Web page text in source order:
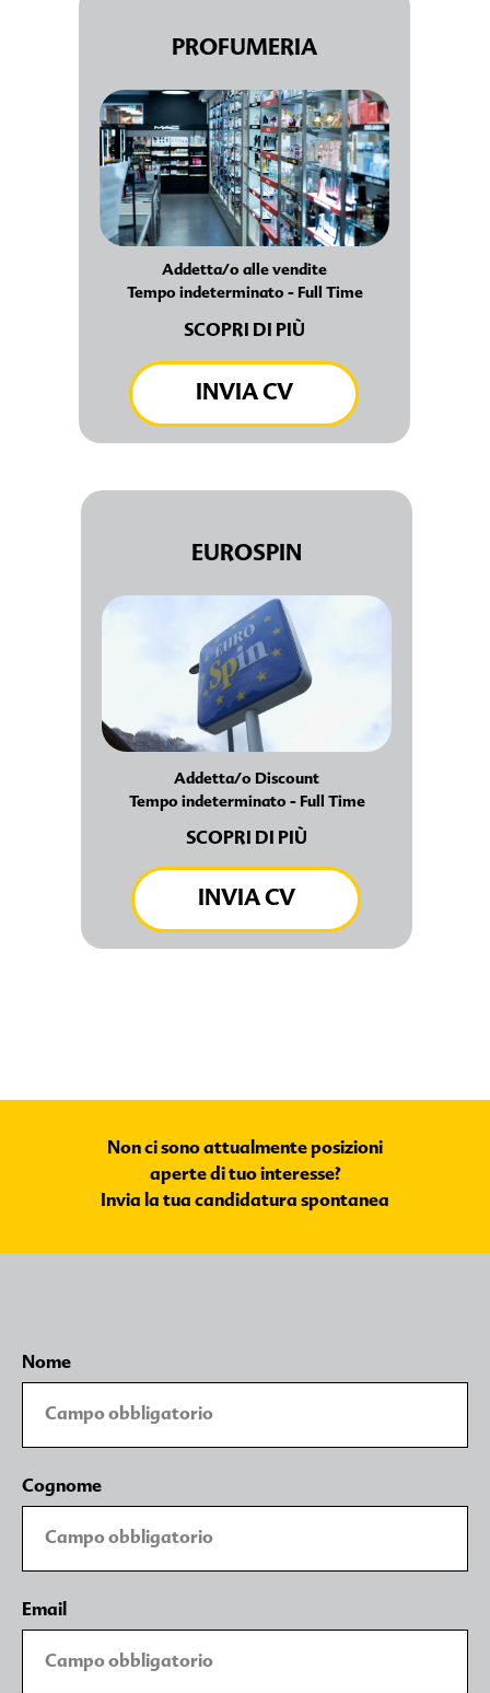
EUROSPIN
Addetta/o Discount
Tempo indeterminato - Full Time
INVIA CV
SCOPRI DI PIÙ
PROFUMERIA
Addetta/o alle vendite
Tempo indeterminato - Full Time
INVIA CV
SCOPRI DI PIÙ
Non ci sono attualmente posizioni
aperte di tuo interesse? Invia la tua
Non ci sono attualmente posizioni
aperte di tuo interesse?
Invia la tua candidatura spontanea
Nome
Cognome
Email